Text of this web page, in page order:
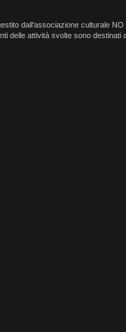
dall'associazione culturale
delle attività svolte sono